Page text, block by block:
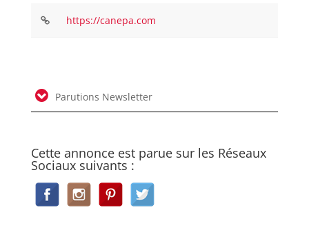
https://canepa.com
Parutions Newsletter
Cette annonce est parue sur les Réseaux
Sociaux suivants :